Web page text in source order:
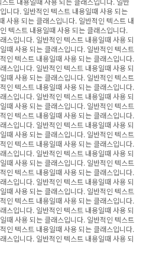
니다. 일반적인 텍스트 내용일때 사용 되는
사용 되는 클래스입니다. 일반적인 텍스트 내
텍스트 내용일때 사용 되는 클래스입니다.
스입니다. 일반적인 텍스트 내용일때 사용 되
때 사용 되는 클래스입니다. 일반적인 텍스트
인 텍스트 내용일때 사용 되는 클래스입니다.
스입니다. 일반적인 텍스트 내용일때 사용 되
때 사용 되는 클래스입니다. 일반적인 텍스트
인 텍스트 내용일때 사용 되는 클래스입니다.
스입니다. 일반적인 텍스트 내용일때 사용 되
때 사용 되는 클래스입니다. 일반적인 텍스트
인 텍스트 내용일때 사용 되는 클래스입니다.
스입니다. 일반적인 텍스트 내용일때 사용 되
때 사용 되는 클래스입니다. 일반적인 텍스트
인 텍스트 내용일때 사용 되는 클래스입니다.
스입니다. 일반적인 텍스트 내용일때 사용 되
때 사용 되는 클래스입니다. 일반적인 텍스트
인 텍스트 내용일때 사용 되는 클래스입니다.
스입니다. 일반적인 텍스트 내용일때 사용 되
때 사용 되는 클래스입니다. 일반적인 텍스트
인 텍스트 내용일때 사용 되는 클래스입니다.
스입니다. 일반적인 텍스트 내용일때 사용 되
때 사용 되는 클래스입니다. 일반적인 텍스트
인 텍스트 내용일때 사용 되는 클래스입니다.
스입니다. 일반적인 텍스트 내용일때 사용 되